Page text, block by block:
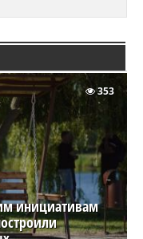
инициативам
353